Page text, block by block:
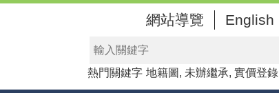
網站導覽 English
熱門關鍵字 地籍圖 未辦繼承 實價登錄